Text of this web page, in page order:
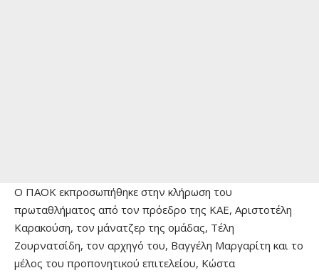
Ο ΠΑΟΚ εκπροσωπήθηκε στην κλήρωση του
πρωταθλήματος από τον πρόεδρο της ΚΑΕ, Αριστοτέλη
Καρακούση, τον μάνατζερ της ομάδας, Τέλη
Ζουρνατσίδη, τον αρχηγό του, Βαγγέλη Μαργαρίτη και το
μέλος του προπονητικού επιτελείου, Κώστα